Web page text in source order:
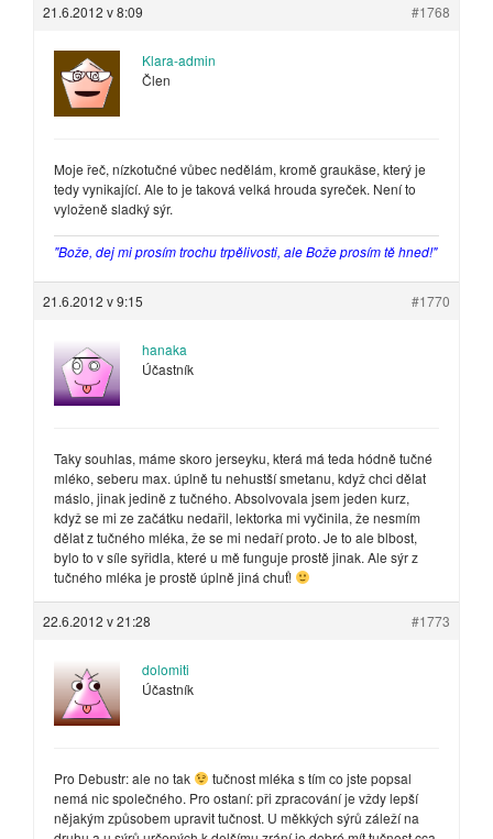
21.6.2012 v 8:09 #1768
Klara-admin
Člen
Moje řeč, nízkotučné vůbec nedělám, kromě graukäse, který je
tedy vynikající. Ale to je taková velká hrouda syreček. Není to
vyloženě sladký sýr.
"Bože, dej mi prosím trochu trpělivosti, ale Bože prosím tě hned!"
21.6.2012 v 9:15 #1770
hanaka
Účastník
Taky souhlas, máme skoro jerseyku, která má teda hódně tučné
mléko, seberu max. úplně tu nehustší smetanu, když chci dělat
máslo, jinak jedině z tučného. Absolvovala jsem jeden kurz,
když se mi ze začátku nedařil, lektorka mi vyčinila, že nesmím
dělat z tučného mléka, že se mi nedaří proto. Je to ale blbost,
bylo to v síle syřidla, které u mě funguje prostě jinak. Ale sýr z
tučného mléka je prostě úplně jiná chuť!
22.6.2012 v 21:28 #1773
dolomiti
Účastník
Pro Debustr: ale no tak
tučnost mléka s tím co jste popsal
nemá nic společného. Pro ostaní: při zpracování je vždy lepší
nějakým způsobem upravit tučnost. U měkkých sýrů záleží na